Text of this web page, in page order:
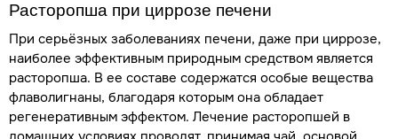
Расторопша при циррозе печени
При серьёзных заболеваниях печени, даже при циррозе,
наиболее эффективным природным средством является
расторопша. В ее составе содержатся особые вещества
флаволигнаны, благодаря которым она обладает
регенеративным эффектом. Лечение расторопшей в